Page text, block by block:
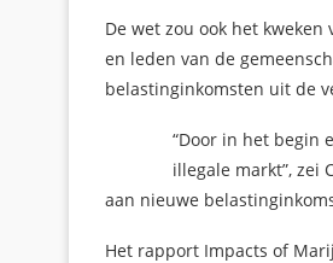
De wet zou ook het
en leden van de
belastinginkomsten uit de
“Door in het begin
illegale markt”, zei
aan nieuwe
Het rapport Impacts of